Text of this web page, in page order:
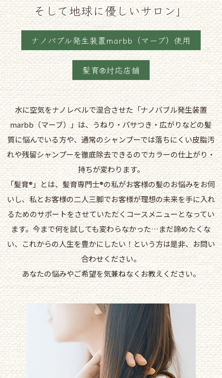
そして地球に優しいサロン」
ナノバブル発生装置marbb（マーブ）使用
髪育®対応店舗
水に空気をナノレベルで混合させた「ナノバブル発生装置
marbb（マーブ）」は、うねり・パサつき・広がりなどの髪
質に悩んでいる方や、通常のシャンプーでは落ちにくい皮脂汚
れや残留シャンプーを徹底除去できるのでカラーの仕上がり・
持ちが変わります。
「髪育®」とは、髪育専門士®︎の私がお客様の髪のお悩みをお伺
いし、私とお客様の二人三脚でお客様が理想の未来を手に入れ
るためのサポートをさせていただくコースメニューとなってい
ます。今まで何を試しても変わらなかった…まだ諦めたくな
い、これからの人生を豊かにしたい！という方は是非、お問い
合わせください。
あなたの悩みやご希望を気兼ねなくお教えください。